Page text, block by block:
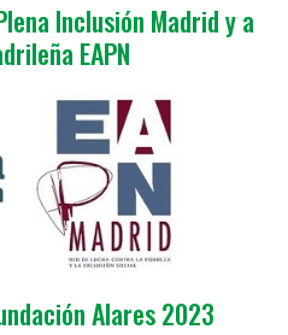
Inclusión Madrid y a
EAPN
Alares 2023